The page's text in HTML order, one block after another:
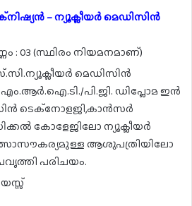
– ന്യൂക്ലീയർ മെഡിസിൻ
: 03 (സ്ഥിരം നിയമനമാണ്)
മെഡിസിൻ
പി.ജി. ഡിപ്ലോമ ഇൻ
ടെക്നോളജി,കാൻസർ
കോളേജിലോ ന്യൂക്ലീയർ
ആശുപത്രിയിലോ
പരിചയം.